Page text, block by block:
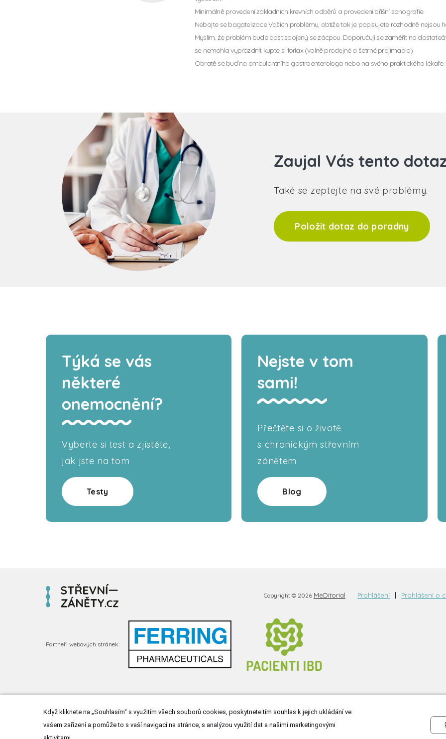
Minimálně provedení základních krevních odběrů a provedení břišní sonografie.
Nebojte se bagatelizace Vašich problému, obtíže tak je popisujete rozhodně nejsou
Myslím, že problém bude dost spojený se zácpou. Doporučuji se zaměřit na
se nemohla vyprázdnit kupte si forlax (volně prodejné a šetrné projímadlo)
Obratě se buď na ambulantního gastroenterologa nebo na svého praktického lékaře.
Zaujal Vás tento
Také se zeptejte na své problémy.
Položit dotaz do poradny
Týká se vás
některé
onemocnění?
Vyberte si test a zjistěte,
jak jste na tom
Testy
Nejste v tom
sami!
Přečtěte si o životě
s chronickým střevním
zánětem
Blog
Copyright © 2026 MeDitorial Prohlášení Prohlášení o
Partneři webových stránek:
Když kliknete na „Souhlasím“ s využitím všech souborů cookies, poskytnete tím souhlas k jejich ukládání ve
vašem zařízení a pomůže to s vaší navigací na stránce, s analýzou využití dat a našimi marketingovými